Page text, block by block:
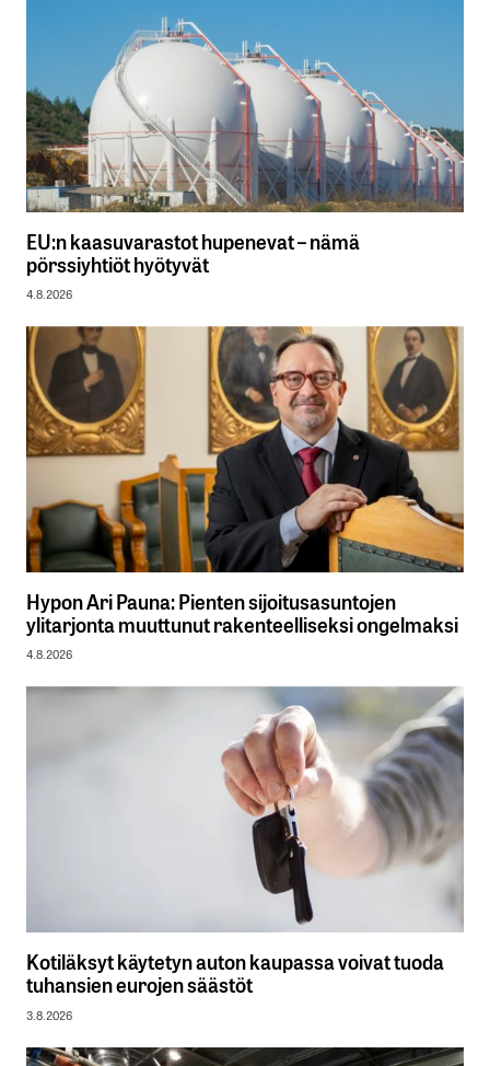
EU:n kaasuvarastot hupenevat – nämä
pörssiyhtiöt hyötyvät
4.8.2026
Hypon Ari Pauna: Pienten sijoitusasuntojen
ylitarjonta muuttunut rakenteelliseksi ongelmaksi
4.8.2026
Kotiläksyt käytetyn auton kaupassa voivat tuoda
tuhansien eurojen säästöt
3.8.2026